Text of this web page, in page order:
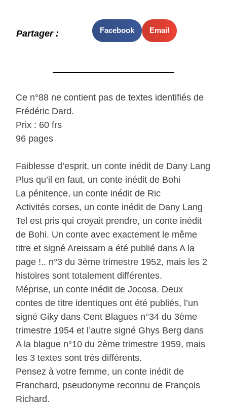
Partager : Facebook Email
Ce n°88 ne contient pas de textes identifiés de
Frédéric Dard.
Prix : 60 frs
96 pages
Faiblesse d’esprit, un conte inédit de Dany Lang
Plus qu’il en faut, un conte inédit de Bohi
La pénitence, un conte inédit de Ric
Activités corses, un conte inédit de Dany Lang
Tel est pris qui croyait prendre, un conte inédit
de Bohi. Un conte avec exactement le même
titre et signé Areissam a été publié dans A la
page !.. n°3 du 3ème trimestre 1952, mais les 2
histoires sont totalement différentes.
Méprise, un conte inédit de Jocosa. Deux
contes de titre identiques ont été publiés, l’un
signé Giky dans Cent Blagues n°34 du 3ème
trimestre 1954 et l’autre signé Ghys Berg dans
A la blague n°10 du 2ème trimestre 1959, mais
les 3 textes sont très différents.
Pensez à votre femme, un conte inédit de
Franchard, pseudonyme reconnu de François
Richard.